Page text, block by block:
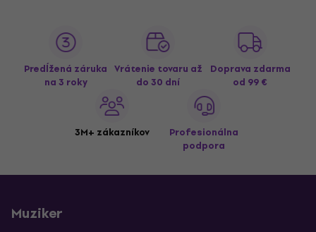
Predĺžená záruka
na 3 roky
Vrátenie tovaru až
do 30 dní
Doprava zdarma
od 99 €
3M+ zákazníkov
Profesionálna
podpora
Muziker